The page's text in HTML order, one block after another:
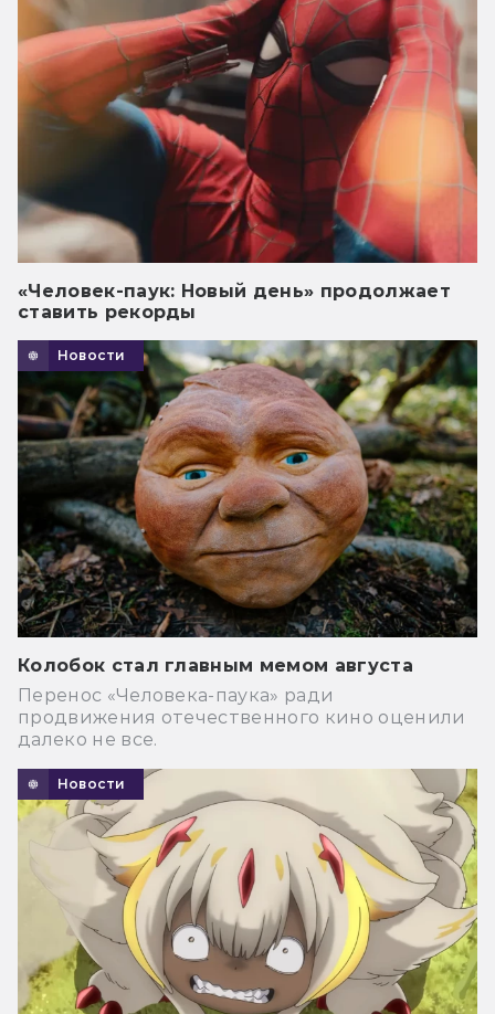
«Человек-паук: Новый день» продолжает
ставить рекорды
Новости
Колобок стал главным мемом августа
Перенос «Человека-паука» ради
продвижения отечественного кино оценили
далеко не все.
Новости